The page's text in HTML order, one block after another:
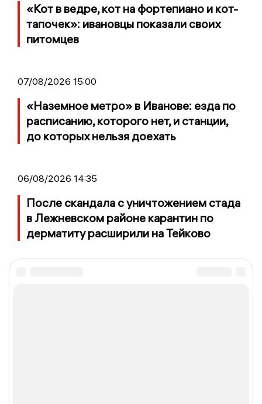
«Кот в ведре, кот на фортепиано и кот-
тапочек»: ивановцы показали своих
питомцев
07/08/2026 15:00
«Наземное метро» в Иванове: езда по
расписанию, которого нет, и станции,
до которых нельзя доехать
06/08/2026 14:35
После скандала с уничтожением стада
в Лежневском районе карантин по
дерматиту расширили на Тейково